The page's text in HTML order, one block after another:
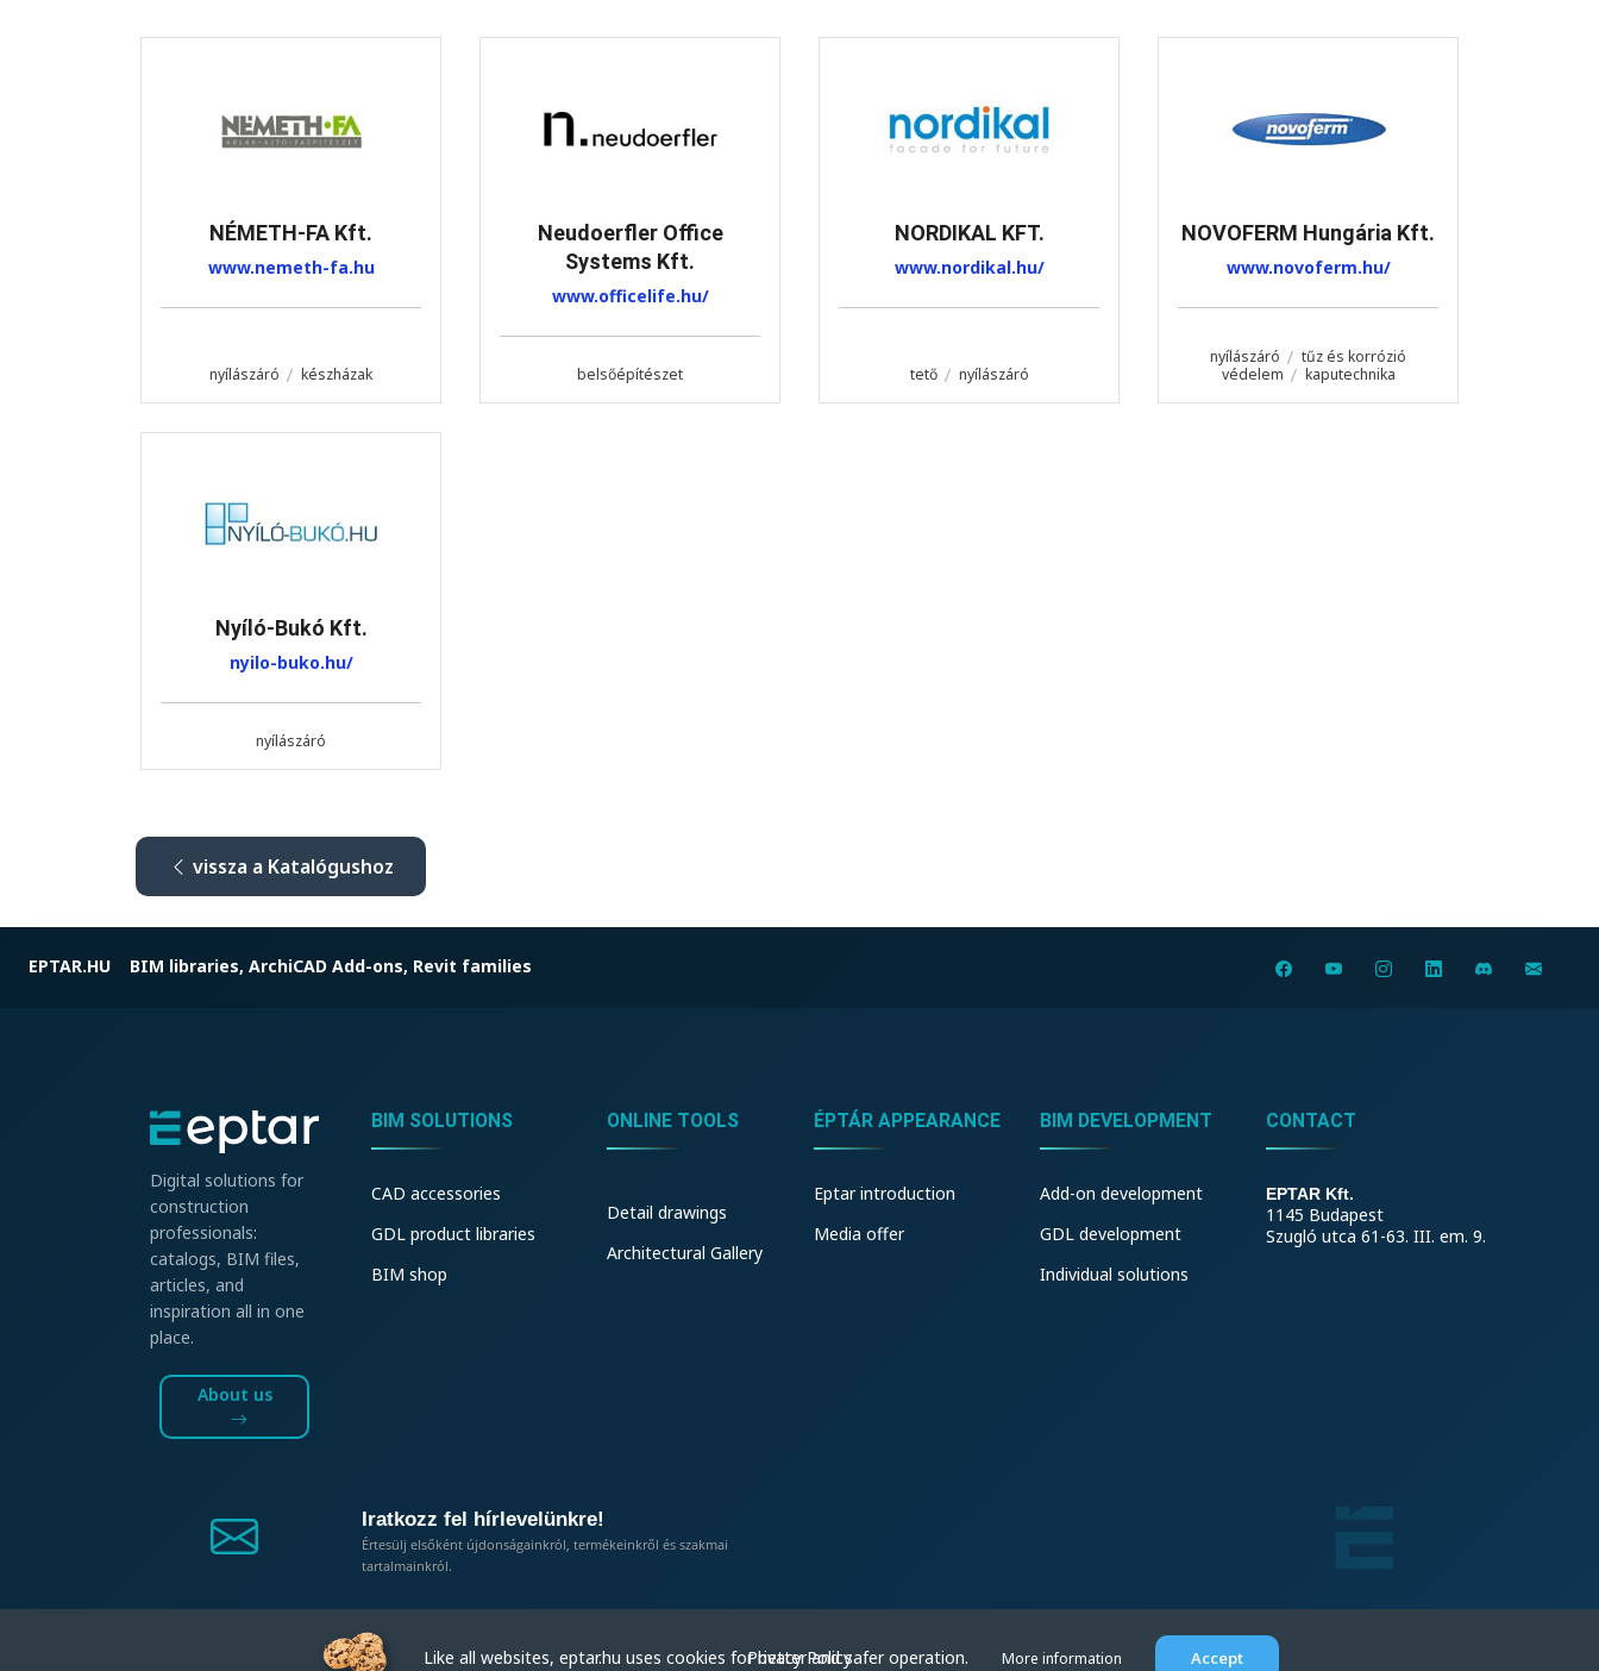
NÉMETH-FA Kft.
www.nemeth-fa.hu
nyílászáró készházak
Neudoerfler Office
Systems Kft.
www.officelife.hu/
belsőépítészet
NORDIKAL KFT.
www.nordikal.hu/
tető nyílászáró
NOVOFERM Hungária Kft.
www.novoferm.hu/
nyílászáró
tűz és korrózió
védelem
kaputechnika
Nyíló-Bukó Kft.
nyilo-buko.hu/
nyílászáró
vissza a Katalógushoz
EPTAR.HU BIM libraries, ArchiCAD Add-ons, Revit families
Digital solutions for
construction
professionals:
catalogs, BIM files,
articles, and
inspiration all in one
place.
About us
BIM SOLUTIONS
CAD accessories
GDL product libraries
BIM shop
ONLINE TOOLS
Detail drawings
Architectural Gallery
ÉPTÁR APPEARANCE
Eptar introduction
Media offer
BIM DEVELOPMENT
Add-on development
GDL development
Individual solutions
CONTACT
EPTAR Kft.
1145 Budapest
Szugló utca 61-63. III. em. 9.
Iratkozz fel hírlevelünkre!
Értesülj elsőként újdonságainkról, termékeinkről és szakmai
tartalmainkról.
Privacy Policy
Like all websites, eptar.hu uses cookies for better and safer operation. More information Accept